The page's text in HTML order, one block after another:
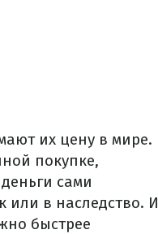
их цену в мире.
покупке,
сами
или в наследство. И
быстрее